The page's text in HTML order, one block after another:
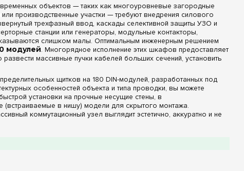
объектов — таких как многоуровневые загородные
производственные участки — требуют внедрения силового
трехфазный ввод, каскады селективной защиты УЗО и
станции или генераторы, модульные контакторы,
слишком малы. Оптимальным инженерным решением
модулей. Многорядное исполнение этих шкафов предоставляет
массивные пучки кабелей больших сечений, установить
щитков на 180 DIN-модулей, разработанных под
особенностей объекта и типа проводки, вы можете
установки на прочные несущие стены, в
(встраиваемые в нишу) модели для скрытого монтажа.
коммутационный узел выглядит эстетично, аккуратно и не
защита IP